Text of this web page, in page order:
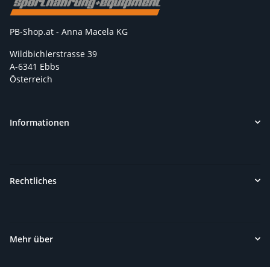
PB-Shop.at - Anna Macela KG
Wildbichlerstrasse 39
A-6341 Ebbs
Österreich
Informationen
Rechtliches
Mehr über